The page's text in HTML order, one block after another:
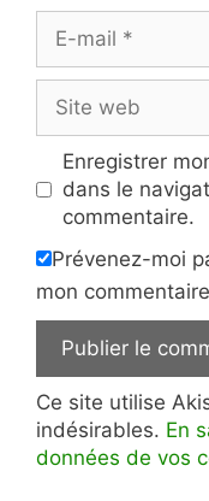
mail
web
Enregistrer
dans le
commentaire.
Prévenez-moi
mon
Ce site utilise
indésirables. En
données de vos